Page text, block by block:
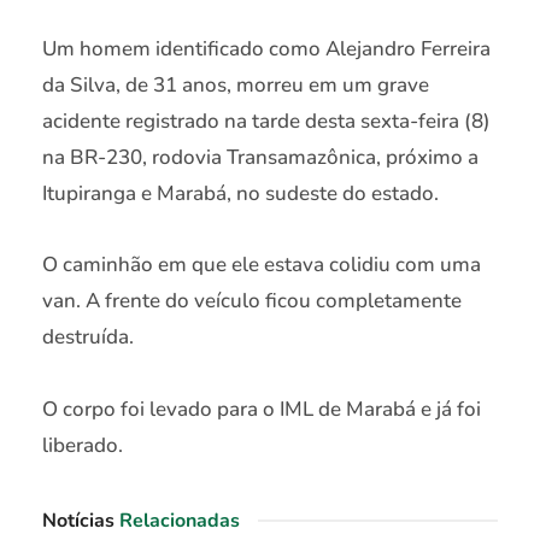
Um homem identificado como Alejandro Ferreira
da Silva, de 31 anos, morreu em um grave
acidente registrado na tarde desta sexta-feira (8)
na BR-230, rodovia Transamazônica, próximo a
Itupiranga e Marabá, no sudeste do estado.
O caminhão em que ele estava colidiu com uma
van. A frente do veículo ficou completamente
destruída.
O corpo foi levado para o IML de Marabá e já foi
liberado.
Notícias Relacionadas